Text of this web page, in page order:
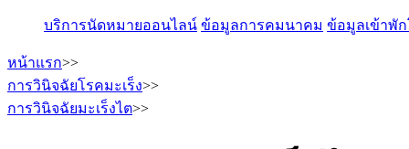
บริการนัดหมายออนไลน์ ข้อมูลการคมนาคม ข้อมูลเข้าพั
หน้าแรก>>
การวินิจฉัยโรคมะเร็ง>>
การวินิจฉัยมะเร็งไต>>